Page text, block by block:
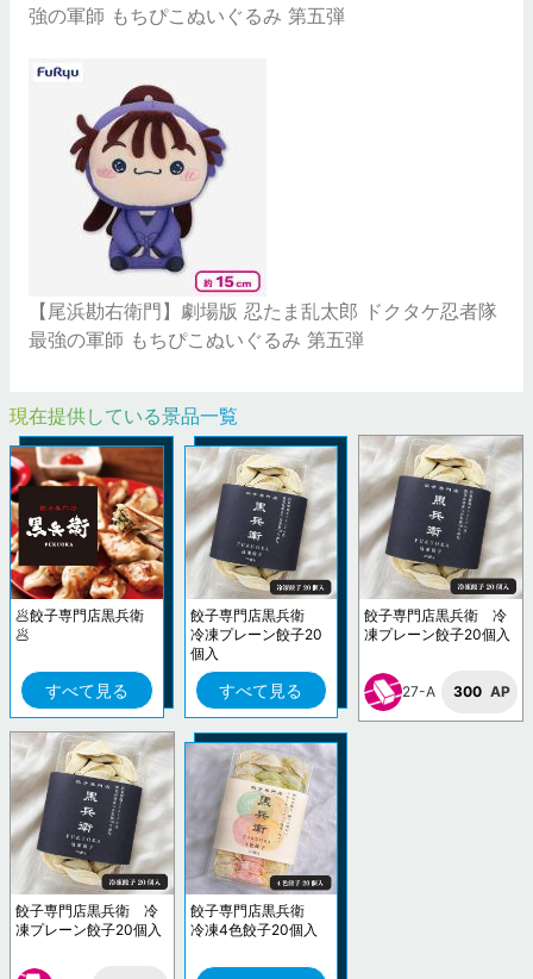
強の軍師 もちぴこぬいぐるみ 第五弾
【尾浜勘右衛門】劇場版 忍たま乱太郎 ドクタケ忍者隊
最強の軍師 もちぴこぬいぐるみ 第五弾
現在提供している景品一覧
🥟餃子専門店黒兵衛
🥟
すべて見る
餃子専門店黒兵衛
冷凍プレーン餃子20
個入
すべて見る
餃子専門店黒兵衛 冷
凍プレーン餃子20個入
27-A 300 AP
餃子専門店黒兵衛 冷
凍プレーン餃子20個入
餃子専門店黒兵衛
冷凍4色餃子20個入